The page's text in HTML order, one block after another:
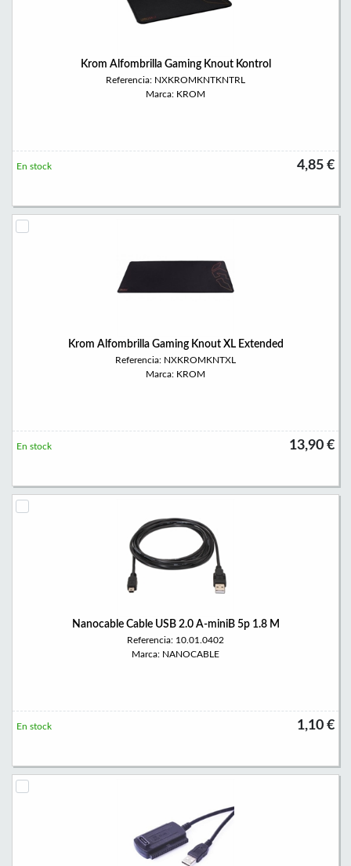
Krom Alfombrilla Gaming Knout Kontrol
Referencia: NXKROMKNTKNTRL
Marca: KROM
4,85 €
En stock
Krom Alfombrilla Gaming Knout XL Extended
Referencia: NXKROMKNTXL
Marca: KROM
13,90 €
En stock
Nanocable Cable USB 2.0 A-miniB 5p 1.8 M
Referencia: 10.01.0402
Marca: NANOCABLE
1,10 €
En stock